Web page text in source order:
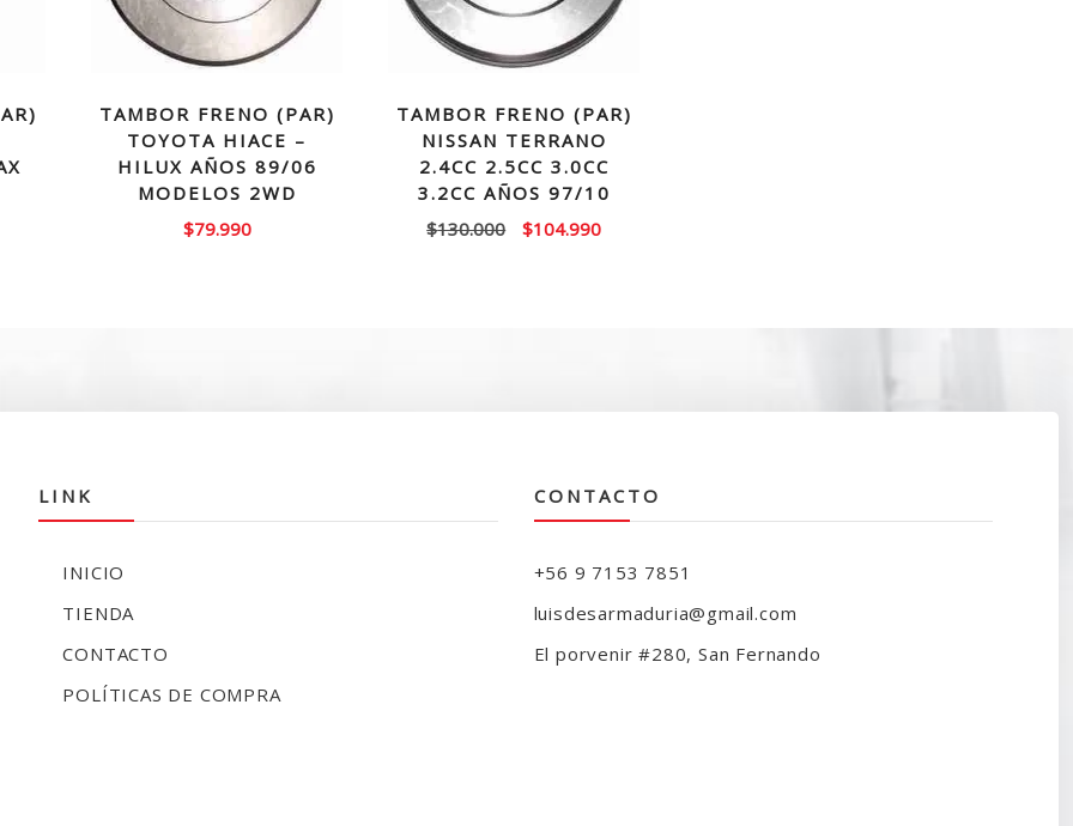
TAMBOR FRENO (PAR)
TOYOTA HIACE –
HILUX AÑOS 89/06
MODELOS 2WD
$79.990
TAMBOR FRENO (PAR)
NISSAN TERRANO
2.4CC 2.5CC 3.0CC
3.2CC AÑOS 97/10
$130.000
El
$104.990El
LINK
INICIO
TIENDA
CONTACTO
POLÍTICAS DE COMPRA
CONTACTO
+56 9 7153 7851
luisdesarmaduria@gmail.com
El porvenir #280, San Fernando